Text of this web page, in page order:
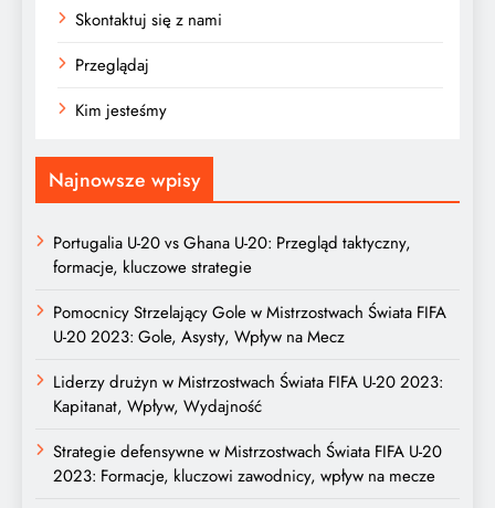
Skontaktuj się z nami
Przeglądaj
Kim jesteśmy
Najnowsze wpisy
Portugalia U-20 vs Ghana U-20: Przegląd taktyczny,
formacje, kluczowe strategie
Pomocnicy Strzelający Gole w Mistrzostwach Świata FIFA
U-20 2023: Gole, Asysty, Wpływ na Mecz
Liderzy drużyn w Mistrzostwach Świata FIFA U-20 2023:
Kapitanat, Wpływ, Wydajność
Strategie defensywne w Mistrzostwach Świata FIFA U-20
2023: Formacje, kluczowi zawodnicy, wpływ na mecze